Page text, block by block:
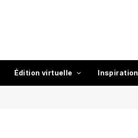
Édition virtuelle Inspiration